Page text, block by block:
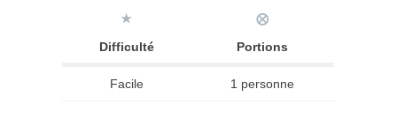
★
Difficulté
⨂
Portions
Facile 1 personne